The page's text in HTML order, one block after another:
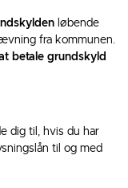
løbende
fra kommunen.
betale grundskyld
dig til, hvis du har
til og med